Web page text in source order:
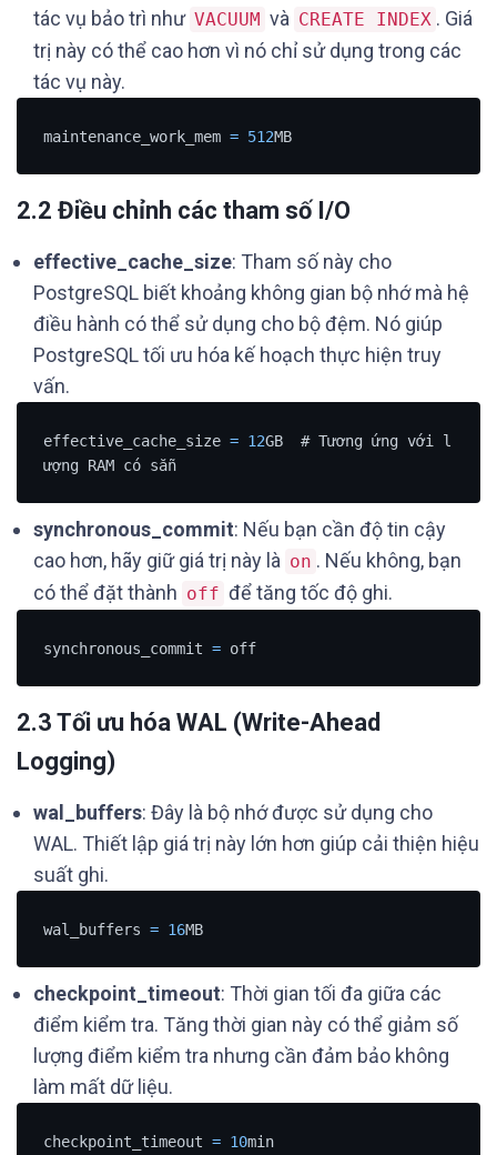
tác vụ bảo trì như VACUUM và CREATE INDEX . Giá
trị này có thể cao hơn vì nó chỉ sử dụng trong các
tác vụ này.
maintenance_work_mem = 512MB
2.2 Điều chỉnh các tham số I/O
effective_cache_size: Tham số này cho
PostgreSQL biết khoảng không gian bộ nhớ mà hệ
điều hành có thể sử dụng cho bộ đệm. Nó giúp
PostgreSQL tối ưu hóa kế hoạch thực hiện truy
vấn.
effective_cache_size = 12GB  # Tương ứng với l
ượng RAM có sẵn
synchronous_commit: Nếu bạn cần độ tin cậy
cao hơn, hãy giữ giá trị này là on . Nếu không, bạn
có thể đặt thành off để tăng tốc độ ghi.
synchronous_commit = off
2.3 Tối ưu hóa WAL (Write-Ahead
Logging)
wal_buffers: Đây là bộ nhớ được sử dụng cho
WAL. Thiết lập giá trị này lớn hơn giúp cải thiện hiệu
suất ghi.
wal_buffers = 16MB
checkpoint_timeout: Thời gian tối đa giữa các
điểm kiểm tra. Tăng thời gian này có thể giảm số
lượng điểm kiểm tra nhưng cần đảm bảo không
làm mất dữ liệu.
checkpoint_timeout = 10min